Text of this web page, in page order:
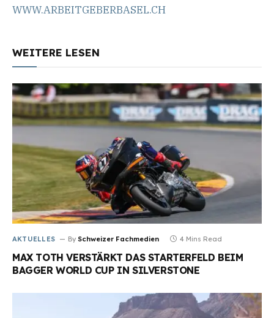
WWW.ARBEITGEBERBASEL.CH
WEITERE LESEN
AKTUELLES By Schweizer Fachmedien 4 Mins Read
MAX TOTH VERSTÄRKT DAS STARTERFELD BEIM
BAGGER WORLD CUP IN SILVERSTONE